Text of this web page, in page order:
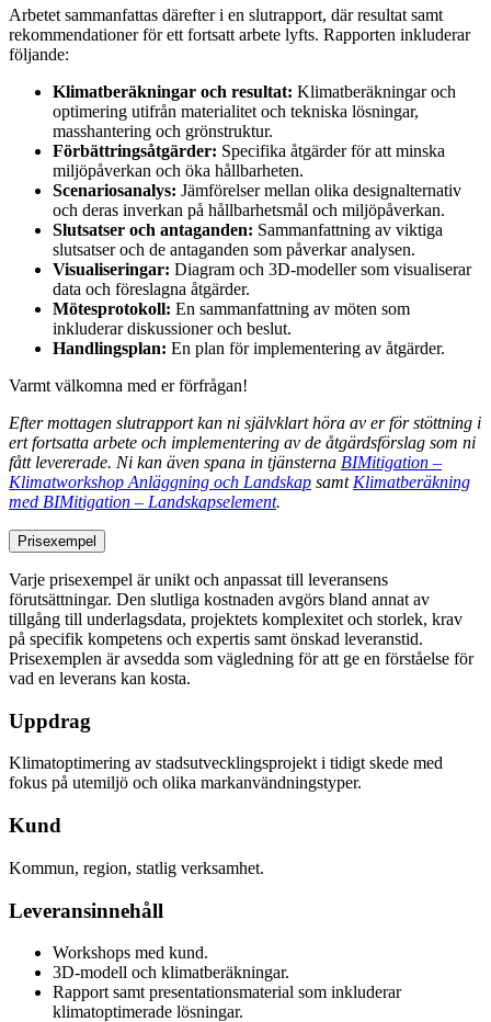
Arbetet sammanfattas därefter i en slutrapport, där resultat samt
rekommendationer för ett fortsatt arbete lyfts. Rapporten inkluderar
följande:
Klimatberäkningar och resultat: Klimatberäkningar och
optimering utifrån materialitet och tekniska lösningar,
masshantering och grönstruktur.
Förbättringsåtgärder: Specifika åtgärder för att minska
miljöpåverkan och öka hållbarheten.
Scenariosanalys: Jämförelser mellan olika designalternativ
och deras inverkan på hållbarhetsmål och miljöpåverkan.
Slutsatser och antaganden: Sammanfattning av viktiga
slutsatser och de antaganden som påverkar analysen.
Visualiseringar: Diagram och 3D-modeller som visualiserar
data och föreslagna åtgärder.
Mötesprotokoll: En sammanfattning av möten som
inkluderar diskussioner och beslut.
Handlingsplan: En plan för implementering av åtgärder.
Varmt välkomna med er förfrågan!
Efter mottagen slutrapport kan ni självklart höra av er för stöttning i
ert fortsatta arbete och implementering av de åtgärdsförslag som ni
fått levererade. Ni kan även spana in tjänsterna BIMitigation –
Klimatworkshop Anläggning och Landskap samt Klimatberäkning
med BIMitigation – Landskapselement.
Prisexempel
Varje prisexempel är unikt och anpassat till leveransens
förutsättningar. Den slutliga kostnaden avgörs bland annat av
tillgång till underlagsdata, projektets komplexitet och storlek, krav
på specifik kompetens och expertis samt önskad leveranstid.
Prisexemplen är avsedda som vägledning för att ge en förståelse för
vad en leverans kan kosta.
Uppdrag
Klimatoptimering av stadsutvecklingsprojekt i tidigt skede med
fokus på utemiljö och olika markanvändningstyper.
Kund
Kommun, region, statlig verksamhet.
Leveransinnehåll
Workshops med kund.
3D-modell och klimatberäkningar.
Rapport samt presentationsmaterial som inkluderar
klimatoptimerade lösningar.